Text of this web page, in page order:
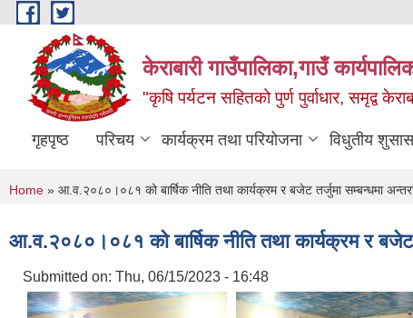
Skip to main content
केराबारी गाउँपालिका,गाउँ
"कृषि पर्यटन सहितको पुर्ण पुर्वाधार, समृद्व
गृहपृष्ठ परिचय कार्यक्रम तथा परियोजना विधुतीय
You are here
Home » आ.व.२०८०।०८१ को बार्षिक नीति तथा कार्यक्रम र बजेट तर्जुमा सम्बन्धमा
आ.व.२०८०।०८१ को बार्षिक नीति तथा कार्यक्रम र
Submitted on: Thu, 06/15/2023 - 16:48